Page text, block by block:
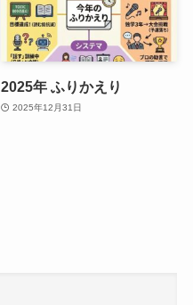
2025年 ふりかえり
2025年12月31日